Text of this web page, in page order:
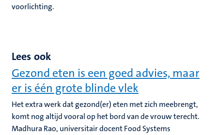
voorlichting.
Lees ook
Gezond eten is een goed advies, maar
er is één grote blinde vlek
Het extra werk dat gezond(er) eten met zich meebrengt,
komt nog altijd vooral op het bord van de vrouw terecht.
Madhura Rao, universitair docent Food Systems